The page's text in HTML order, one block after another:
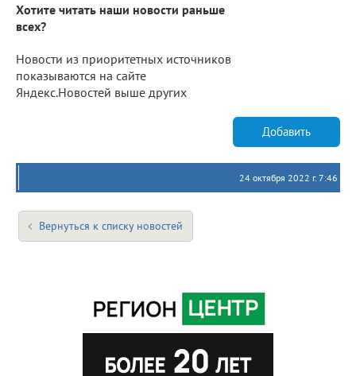
Хотите читать наши новости раньше
всех?
Новости из приоритетных источников
показываются на сайте
Яндекс.Новостей выше других
Добавить
24 октября 2022 г. 7:46
Вернуться к списку новостей